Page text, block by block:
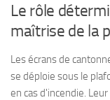
Le rôle
maîtrise de la
Les écrans de
se déploie sous le
en cas d'incendie.